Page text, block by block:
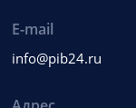
E-mail
info@pib24.ru